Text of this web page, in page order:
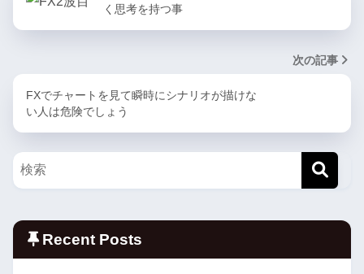
く思考を持つ事
次の記事
FXでチャートを見て瞬時にシナリオが描けな
い人は危険でしょう
Recent Posts